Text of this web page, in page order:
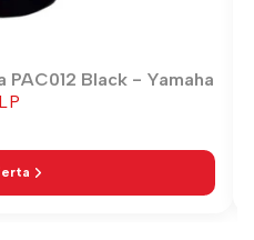
PAC012 Black - Yamaha